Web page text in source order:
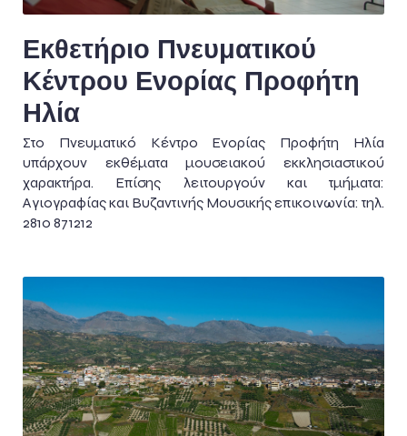
Εκθετήριο Πνευματικού
Κέντρου Ενορίας Προφήτη
Ηλία
Στο Πνευματικό Κέντρο Ενορίας Προφήτη Ηλία
υπάρχουν εκθέματα μουσειακού εκκλησιαστικού
χαρακτήρα. Επίσης λειτουργούν και τμήματα:
Αγιογραφίας και Βυζαντινής Μουσικής επικοινωνία: τηλ.
2810 871212